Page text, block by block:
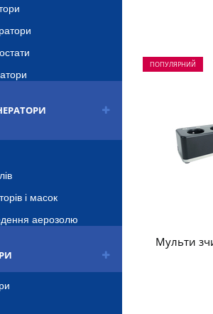
і масок
аерозолю
ПОПУЛЯРНИЙ
Мульти